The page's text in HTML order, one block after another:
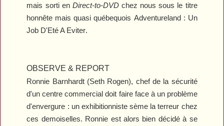
mais sorti en Direct-to-DVDchez nous sous le titre
honnête mais quasi québequois Adventureland : Un
Job D'Eté A Eviter.
OBSERVE & REPORT
Ronnie Barnhardt (Seth Rogen), chef de la sécurité
d'un centre commercial doit faire face à un problème
d'envergure : un exhibitionniste sème la terreur chez
ces demoiselles. Ronnie est alors bien décidé à se